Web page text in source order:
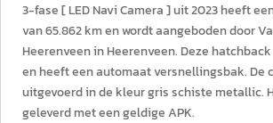
3-fase [ LED Navi Camera ] uit 2023 heeft
van 65.862 km en wordt aangeboden door
Heerenveen in Heerenveen. Deze
en heeft een automaat versnellingsbak. De
uitgevoerd in de kleur gris schiste metallic.
geleverd met een geldige APK.